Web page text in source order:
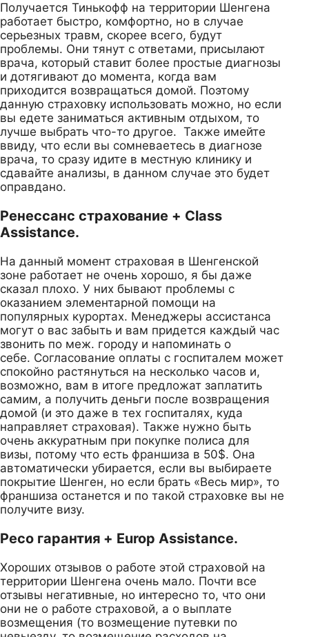
Получается Тинькофф на территории Шенгена
работает быстро, комфортно, но в случае
серьезных травм, скорее всего, будут
проблемы. Они тянут с ответами, присылают
врача, который ставит более простые диагнозы
и дотягивают до момента, когда вам
приходится возвращаться домой. Поэтому
данную страховку использовать можно, но если
вы едете заниматься активным отдыхом, то
лучше выбрать что-то другое. Также имейте
ввиду, что если вы сомневаетесь в диагнозе
врача, то сразу идите в местную клинику и
сдавайте анализы, в данном случае это будет
оправдано.
Ренессанс страхование + Class
Assistance.
На данный момент страховая в Шенгенской
зоне работает не очень хорошо, я бы даже
сказал плохо. У них бывают проблемы с
оказанием элементарной помощи на
популярных курортах. Менеджеры ассистанса
могут о вас забыть и вам придется каждый час
звонить по меж. городу и напоминать о
себе. Согласование оплаты с госпиталем может
спокойно растянуться на несколько часов и,
возможно, вам в итоге предложат заплатить
самим, а получить деньги после возвращения
домой (и это даже в тех госпиталях, куда
направляет страховая). Также нужно быть
очень аккуратным при покупке полиса для
визы, потому что есть франшиза в 50$. Она
автоматически убирается, если вы выбираете
покрытие Шенген, но если брать «Весь мир», то
франшиза останется и по такой страховке вы не
получите визу.
Ресо гарантия + Europ Assistance.
Хороших отзывов о работе этой страховой на
территории Шенгена очень мало. Почти все
отзывы негативные, но интересно то, что они
они не о работе страховой, а о выплате
возмещения (то возмещение путевки по